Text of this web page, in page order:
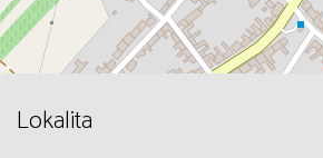
Lokalita